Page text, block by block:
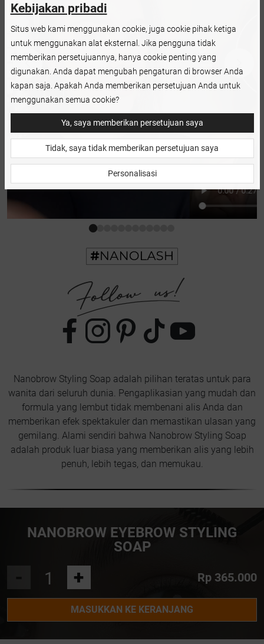
Nanobrow Styling Soap adalah pilihan teratas untuk para
wanita dari seluruh dunia. Pengaplikasian yang mudah dan
formula yang lembut tidak membenani alis Anda dan
memberikan efek spektakuler dan memastikan ulasan yang
gemilang. Alami sendiri bahwa Nanobrow Styling Soap
adalah produk luar biasa yang memberikan alis yang lebih
penuh, lebih tegas, dan memukau.
NANOBROW EYEBROW STYLING
SOAP
+ Rp 365.000
MASUKKAN KE KERANJANG
Kebijakan pribadi
Situs web kami menggunakan cookie, juga cookie pihak ketiga
untuk menggunakan alat eksternal. Jika pengguna tidak
memberikan persetujuannya, hanya cookie penting yang
digunakan. Anda dapat mengubah pengaturan di browser Anda
kapan saja. Apakah Anda memberikan persetujuan Anda untuk
menggunakan semua cookie?
Ya, saya memberikan persetujuan saya
Tidak, saya tidak memberikan persetujuan saya
Personalisasi